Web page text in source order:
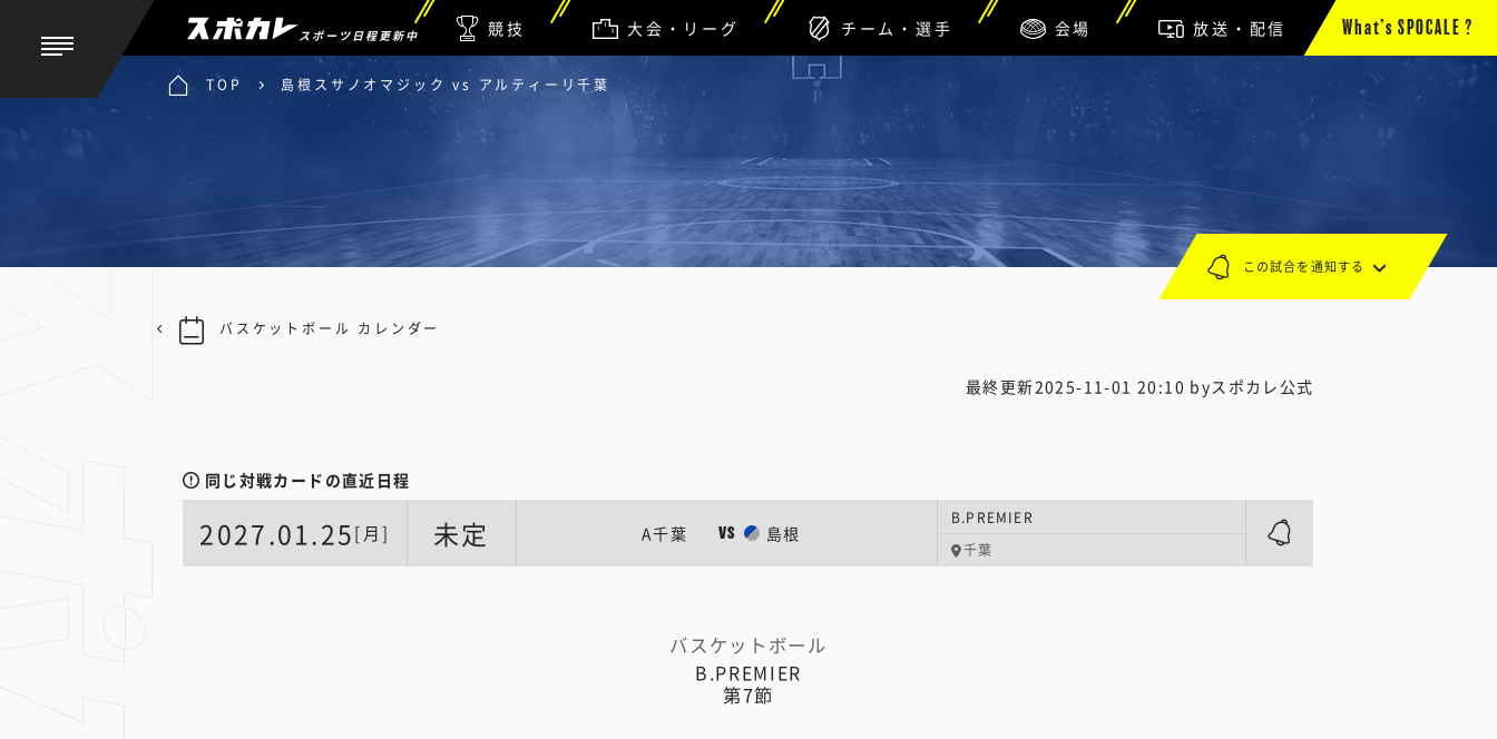
スポーツ日程更新中 競技 大会・リーグ チーム・選手 会場 放送・配信 What’s SPOCALE ?
TOP 島根スサノオマジック vs アルティーリ千葉
最終更新2025-11-01 20:10 byスポカレ公式
同じ対戦カードの直近日程
2027.01.25[月] 未定 A千葉 VS 島根
B.PREMIER
千葉
バスケットボール
B.PREMIER
第7節
この試合を通知する
バスケットボール カレンダー